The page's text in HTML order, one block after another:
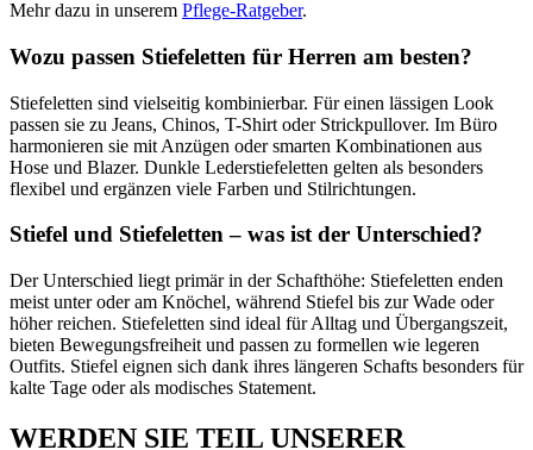
Mehr dazu in unserem Pflege-Ratgeber.
Wozu passen Stiefeletten für Herren am besten?
Stiefeletten sind vielseitig kombinierbar. Für einen lässigen Look
passen sie zu Jeans, Chinos, T-Shirt oder Strickpullover. Im Büro
harmonieren sie mit Anzügen oder smarten Kombinationen aus
Hose und Blazer. Dunkle Lederstiefeletten gelten als besonders
flexibel und ergänzen viele Farben und Stilrichtungen.
Stiefel und Stiefeletten – was ist der Unterschied?
Der Unterschied liegt primär in der Schafthöhe: Stiefeletten enden
meist unter oder am Knöchel, während Stiefel bis zur Wade oder
höher reichen. Stiefeletten sind ideal für Alltag und Übergangszeit,
bieten Bewegungsfreiheit und passen zu formellen wie legeren
Outfits. Stiefel eignen sich dank ihres längeren Schafts besonders für
kalte Tage oder als modisches Statement.
WERDEN SIE TEIL UNSERER